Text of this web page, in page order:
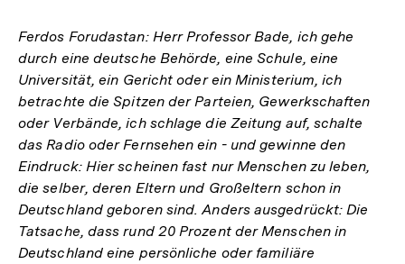
Ferdos Forudastan: Herr Professor Bade, ich gehe
durch eine deutsche Behörde, eine Schule, eine
Universität, ein Gericht oder ein Ministerium, ich
betrachte die Spitzen der Parteien, Gewerkschaften
oder Verbände, ich schlage die Zeitung auf, schalte
das Radio oder Fernsehen ein - und gewinne den
Eindruck: Hier scheinen fast nur Menschen zu leben,
die selber, deren Eltern und Großeltern schon in
Deutschland geboren sind. Anders ausgedrückt: Die
Tatsache, dass rund 20 Prozent der Menschen in
Deutschland eine persönliche oder familiäre